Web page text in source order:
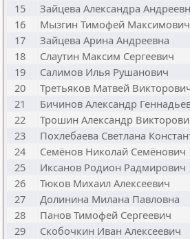
15
Зайцева Александра
16
Мызгин Тимофей Максимович
17
Зайцева Арина Андреевна
18
Слаутин Максим Сергеевич
19
Салимов Илья Рушанович
20
Третьяков Матвей
21
Бичинов Александр
22
Трошин Александр
23
Похлебаева Светлана
24
Семёнов Николай Семёнович
25
Иксанов Родион Радмирович
26
Тюков Михаил Алексеевич
27
Долинина Милана Павловна
28
Панов Тимофей Сергеевич
29
Скобочкин Иван Алексеевич